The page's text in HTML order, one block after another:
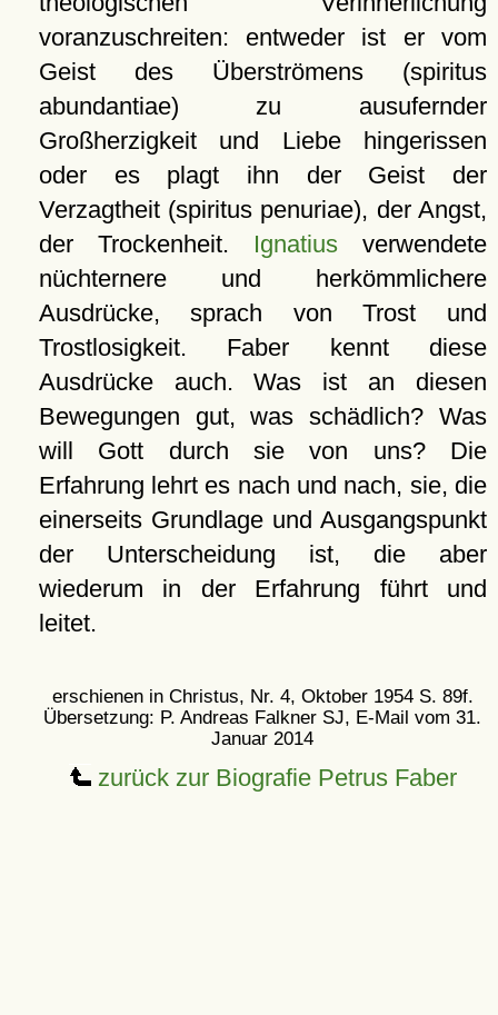
voranzuschreiten: entweder ist er vom
Geist des Überströmens (spiritus
abundantiae) zu ausufernder
Großherzigkeit und Liebe hingerissen
oder es plagt ihn der Geist der
Verzagtheit (spiritus penuriae), der Angst,
der Trockenheit. Ignatiusverwendete
nüchternere und herkömmlichere
Ausdrücke, sprach von Trost und
Trostlosigkeit. Faber kennt diese
Ausdrücke auch. Was ist an diesen
Bewegungen gut, was schädlich? Was
will Gott durch sie von uns? Die
Erfahrung lehrt es nach und nach, sie, die
einerseits Grundlage und Ausgangspunkt
der Unterscheidung ist, die aber
wiederum in der Erfahrung führt und
leitet.
erschienen in Christus, Nr. 4, Oktober 1954 S. 89f.
Übersetzung: P. Andreas Falkner SJ, E-Mail vom 31.
Januar 2014
zurück zur Biografie Petrus Faber